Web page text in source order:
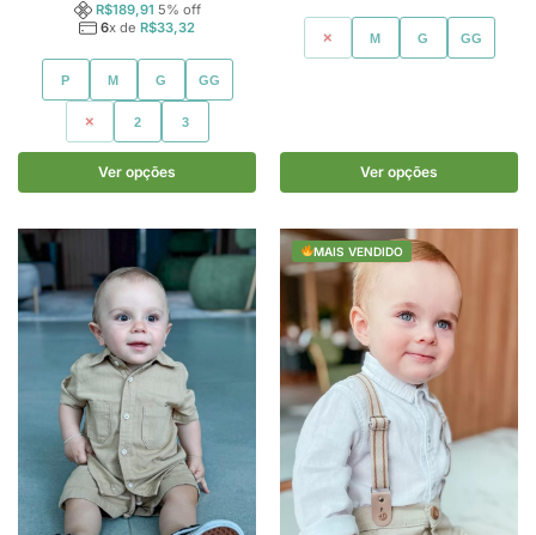
R$189,91 5% off
6x de R$33,32
P M G GG
1 2 3
Ver opções
P M G GG
Ver opções
MAIS VENDIDO